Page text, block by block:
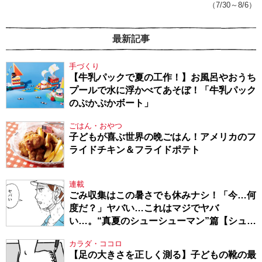
（7/30～8/6）
最新記事
手づくり
【牛乳パックで夏の工作！】お風呂やおうち
プールで水に浮かべてあそぼ！「牛乳パック
のぷかぷかボート」
ごはん・おやつ
子どもが喜ぶ世界の晩ごはん！アメリカのフ
ライドチキン＆フライドポテト
連載
ごみ収集はこの暑さでも休みナシ！「今…何
度だ？」ヤバい…これはマジでヤバ
い…。“真夏のシューシューマン”篇【シュー
カラダ・ココロ
【足の大きさを正しく測る】子どもの靴の最